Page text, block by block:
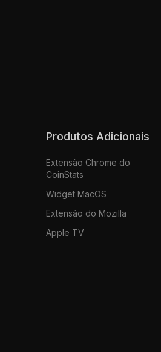
Produtos Adicionais
Extensão Chrome do
CoinStats
Widget MacOS
Extensão do Mozilla
Apple TV